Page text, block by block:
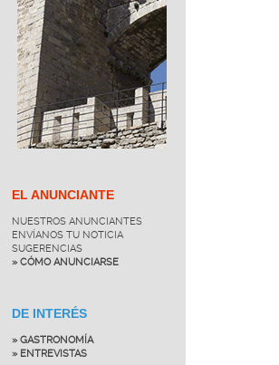
EL ANUNCIANTE
NUESTROS ANUNCIANTES
ENVÍANOS TU NOTICIA
SUGERENCIAS
» CÓMO ANUNCIARSE
DE INTERÉS
» GASTRONOMÍA
» ENTREVISTAS